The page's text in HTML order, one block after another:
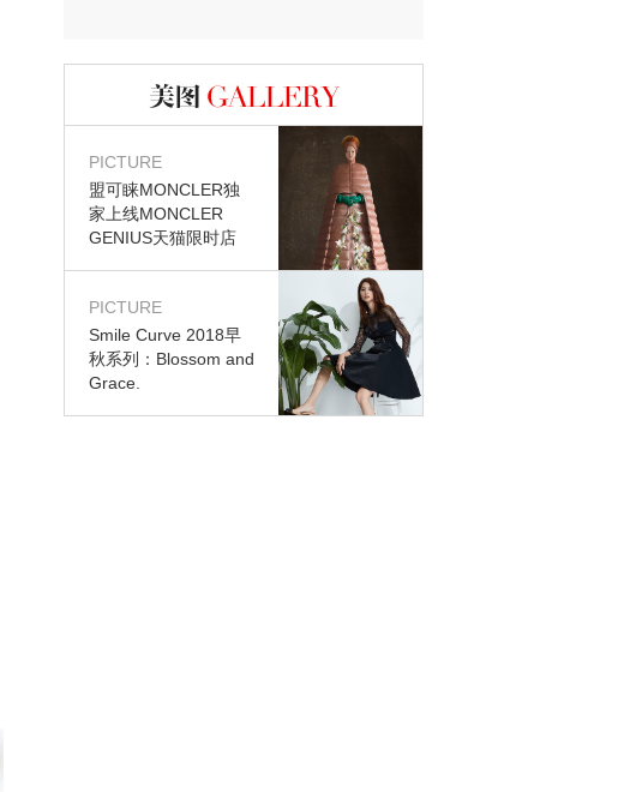
图库
PICTURE
盟可睐MONCLER独
家上线MONCLER
GENIUS天猫限时店
PICTURE
Smile Curve 2018早
秋系列：Blossom and
Grace.